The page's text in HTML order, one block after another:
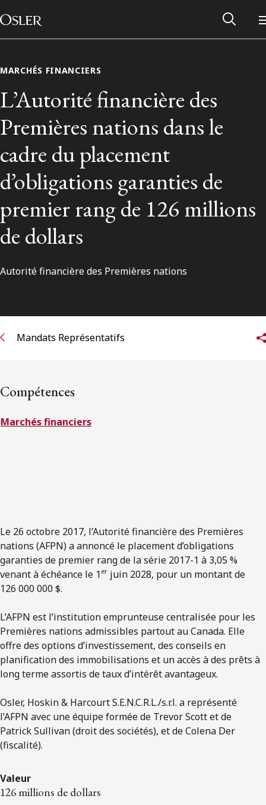
Passer au contenu
Main Navigation
Réseau des anciens d’Osler
Contactez-nous
ENGLISH
S’abonner
MARCHÉS FINANCIERS
L’Autorité financière des
Premières nations dans le
cadre du placement
d’obligations garanties de
premier rang de 126 millions
de dollars
Autorité financière des Premières nations
Mandats Représentatifs
Compétences
Marchés financiers
Le 26 octobre 2017, l’Autorité financière des Premières
nations (AFPN) a annoncé le placement d’obligations
garanties de premier rang de la série 2017-1 à 3,05 %
venant à échéance le 1 er juin 2028, pour un montant de
126 000 000 $.
L’AFPN est l’institution emprunteuse centralisée pour les
Premières nations admissibles partout au Canada. Elle
offre des options d’investissement, des conseils en
planification des immobilisations et un accès à des prêts à
long terme assortis de taux d’intérêt avantageux.
Osler, Hoskin & Harcourt S.E.N.C.R.L./s.r.l. a représenté
l’AFPN avec une équipe formée de Trevor Scott et de
Patrick Sullivan (droit des sociétés), et de Colena Der
(fiscalité).
Valeur
126 millions de dollars